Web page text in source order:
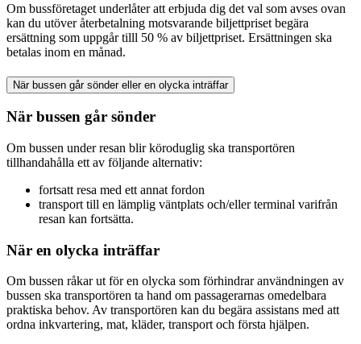
Om bussföretaget underlåter att erbjuda dig det val som avses ovan
kan du utöver återbetalning motsvarande biljettpriset begära
ersättning som uppgår tilll 50 % av biljettpriset. Ersättningen ska
betalas inom en månad.
När bussen går sönder eller en olycka inträffar
När bussen går sönder
Om bussen under resan blir köroduglig ska transportören
tillhandahålla ett av följande alternativ:
fortsatt resa med ett annat fordon
transport till en lämplig väntplats och/eller terminal varifrån
resan kan fortsätta.
När en olycka inträffar
Om bussen råkar ut för en olycka som förhindrar användningen av
bussen ska transportören ta hand om passagerarnas omedelbara
praktiska behov. Av transportören kan du begära assistans med att
ordna inkvartering, mat, kläder, transport och första hjälpen.